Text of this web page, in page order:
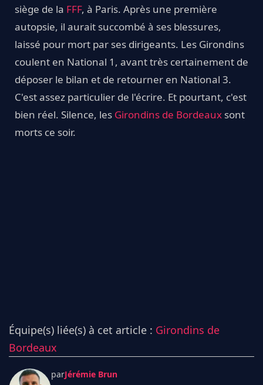
siège de la FFF, à Paris. Après une première
autopsie, il aurait succombé à ses blessures,
laissé pour mort par ses dirigeants. Les Girondins
coulent en National 1, avant très certainement de
déposer le bilan et de retourner en National 3.
C'est assez particulier de l'écrire. Et pourtant, c'est
bien réel. Silence, les Girondins de Bordeaux sont
morts ce soir.
Équipe(s) liée(s) à cet article : Girondins de
Bordeaux
parJérémie Brun